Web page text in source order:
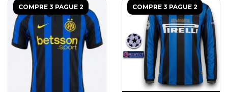
COMPRE 3 PAGUE 2 COMPRE 3 PAGUE 2